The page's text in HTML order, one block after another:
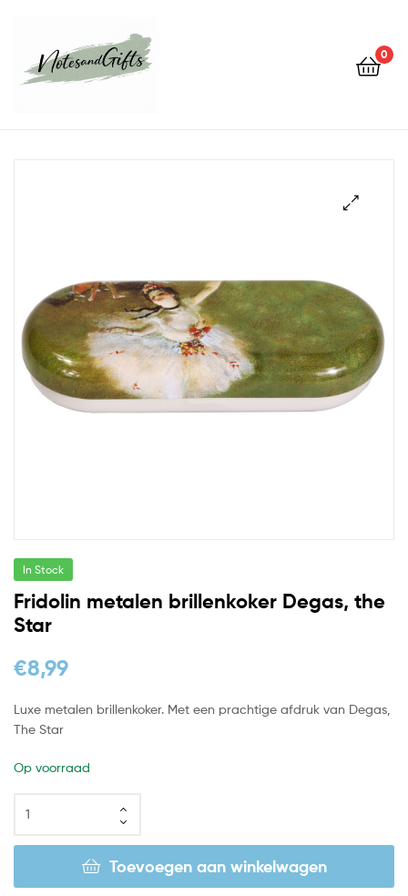
0
In Stock
Fridolin metalen brillenkoker Degas, the
Star
€8,99
Luxe metalen brillenkoker. Met een prachtige afdruk van Degas,
The Star
Op voorraad
Toevoegen aan winkelwagen